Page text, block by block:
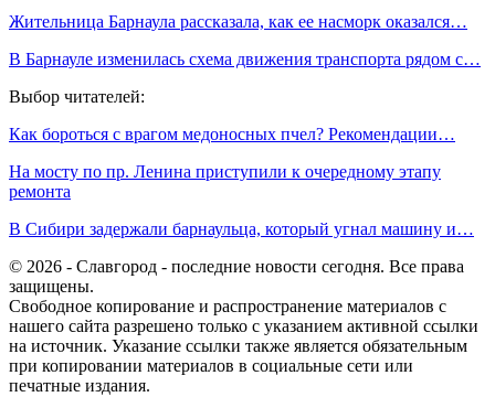
Жительница Барнаула рассказала, как ее насморк оказался…
В Барнауле изменилась схема движения транспорта рядом с…
Выбор читателей:
Как бороться с врагом медоносных пчел? Рекомендации…
На мосту по пр. Ленина приступили к очередному этапу
ремонта
В Сибири задержали барнаульца, который угнал машину и…
© 2026 - Славгород - последние новости сегодня. Все права
защищены.
Свободное копирование и распространение материалов с
нашего сайта разрешено только с указанием активной ссылки
на источник. Указание ссылки также является обязательным
при копировании материалов в социальные сети или
печатные издания.